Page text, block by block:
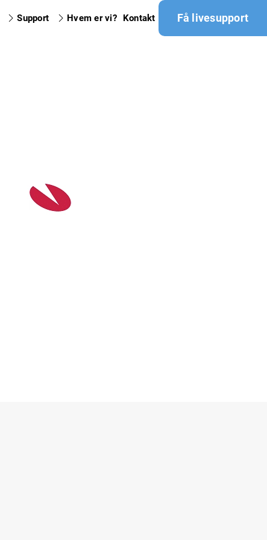
Support Hvem er vi? Kontakt Få livesupport